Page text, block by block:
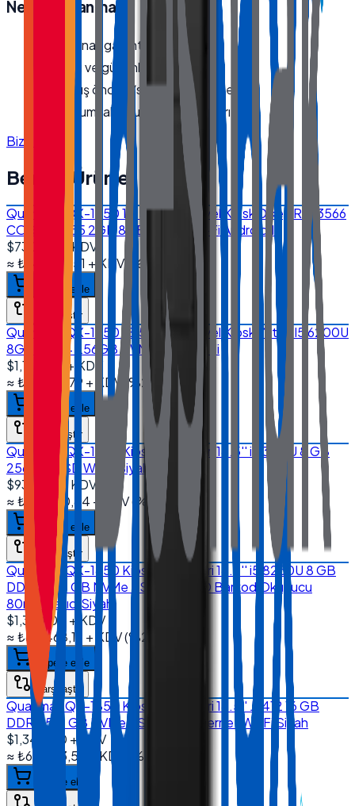
Neden Quanmax
Orijinal, garantili ürün
Hızlı ve güvenli kargo
Satış öncesi/sonrası teknik destek
Kurumsal fatura · bayi fiyatları
Bize Ulaşın
Benzer Ürünler
Quanmax QX-1850 18.5'' Endüstriyel Kiosk Dikey RK-3566
CORTEX A55 2GB 8GB EMMC Wi-Fi Android 11
$730.00
+ KDV
≈₺34.884,51 + KDV (% 20
Sepete ekle
Karşılaştır
Quanmax QX-1850 18.5'' Endüstriyel Kiosk Yatay I5 6200U
8GB DDR4 256GB NVMe SSD Wi-Fi
$1,170.00 + KDV
≈₺55.910,79 + KDV (%20
Sepete ekle
Karşılaştır
Quanmax QX-1850 Kiosk Sistemleri 18.5'' i5 3317U 8 GB
256 GB SSD Wi-Fi Siyah
$935.00
+ KDV
≈₺44.680,84 + KDV(% )
Sepete ekle
Karşılaştır
Quanmax QX-1850 Kiosk Sistemleri 18.5'' i5 8250U 8 GB
DDR4 256 GB NVMe SSD Wi-Fi 2D Barkod Okuyucu
80mm Yazıcı Siyah
$1,370.00
+ KDV
≈₺65.468,19 + KDV(%20
Sepete ekle
Karşılaştır
Quanmax QX-1850 Kiosk Sistemleri 18.5'' J6412 16 GB
DDR4 512 GB NVMe SSD Dual Ethernet Wi-Fi Siyah
$1,345.00 + KDV
≈₺64.273,52 + KDV (%
Sepete ekle